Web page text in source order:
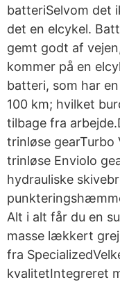
batteriSelvom det
det en elcykel.
gemt godt af
kommer på en
batteri, som har
100 km; hvilket
tilbage fra
trinløse gearTurbo
trinløse Enviolo
hydrauliske
Alt i alt får du en
masse lækkert
fra
kvalitetIntegreret